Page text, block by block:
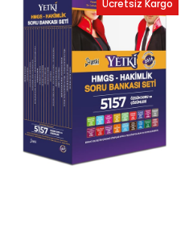
%25İndirim
Ücretsiz Kargo